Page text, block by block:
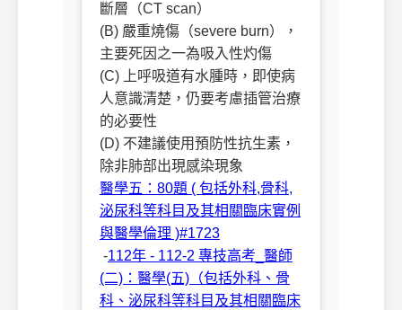
斷層（CT scan）
(B) 嚴重燒傷（severe burn），
主要死因之一為吸入性灼傷
(C) 上呼吸道有水腫時，即使病
人意識清楚，仍要考慮插管治療
的必要性
(D) 不建議使用預防性抗生素，
除非肺部出現感染現象
醫學五：80題 ( 包括外科,骨科,
泌尿科等科目及其相關臨床實例
與醫學倫理 )#1723
-112年 - 112-2 專技高考_醫師
(二)：醫學(五)（包括外科、骨
科、泌尿科等科目及其相關臨床